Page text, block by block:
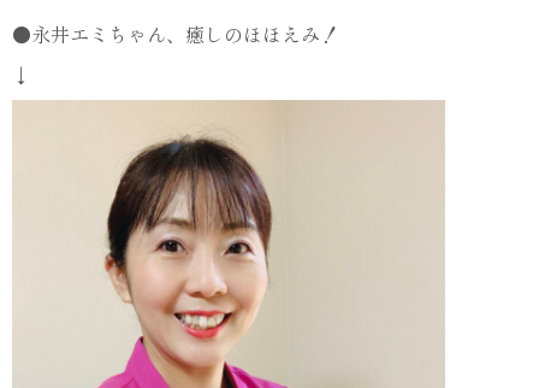
●永井エミちゃん、癒しのほほえみ！
↓